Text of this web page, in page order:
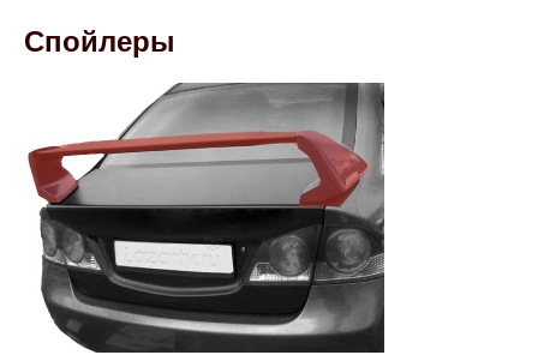
Спойлеры